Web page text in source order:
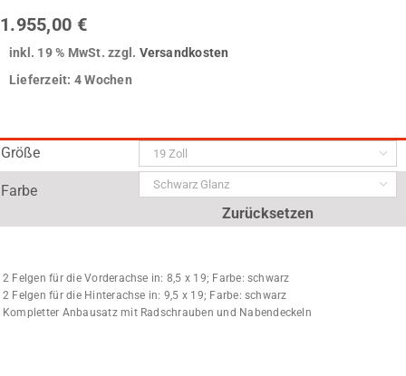
1.955,00 €
inkl. 19 % MwSt. zzgl. Versandkosten
Lieferzeit: 4 Wochen
Größe 
Farbe 
Zurücksetzen
2 Felgen für die Vorderachse in: 8,5 x 19; Farbe: schwarz
2 Felgen für die Hinterachse in: 9,5 x 19; Farbe: schwarz
Kompletter Anbausatz mit Radschrauben und Nabendeckeln